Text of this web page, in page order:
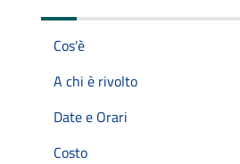
Cos'è
A chi è rivolto
Date e Orari
Costo